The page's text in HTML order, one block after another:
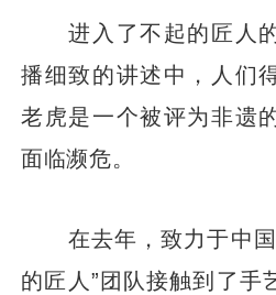
进入了不起的匠人的
播细致的讲述中，人们
老虎是一个被评为非遗
面临濒危。
在去年，致力于中国
的匠人”团队接触到了手